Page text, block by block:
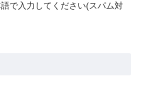
で入力してください(スパム対